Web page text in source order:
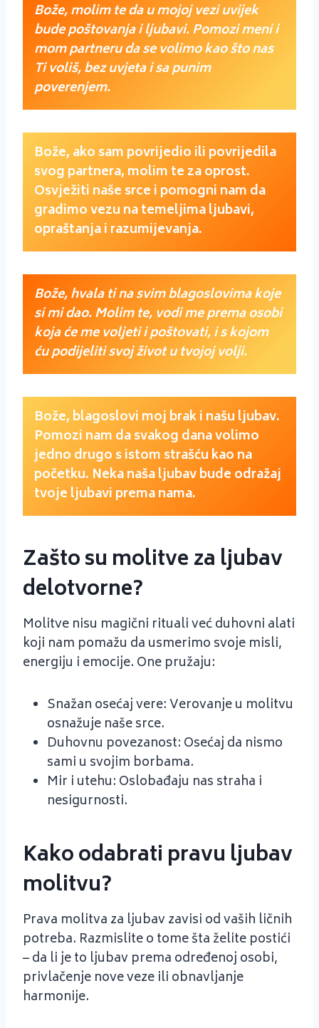
Bože, molim te da u mojoj vezi uvijek
bude poštovanja i ljubavi. Pomozi meni i
mom partneru da se volimo kao što nas
Ti voliš, bez uvjeta i sa punim
poverenjem.
Bože, ako sam povrijedio ili povrijedila
svog partnera, molim te za oprost.
Osvježiti naše srce i pomogni nam da
gradimo vezu na temeljima ljubavi,
opraštanja i razumijevanja.
Bože, hvala ti na svim blagoslovima koje
si mi dao. Molim te, vodi me prema osobi
koja će me voljeti i poštovati, i s kojom
ću podijeliti svoj život u tvojoj volji.
Bože, blagoslovi moj brak i našu ljubav.
Pomozi nam da svakog dana volimo
jedno drugo s istom strašću kao na
početku. Neka naša ljubav bude odražaj
tvoje ljubavi prema nama.
Zašto su molitve za ljubav
delotvorne?
Molitve nisu magični rituali već duhovni alati
koji nam pomažu da usmerimo svoje misli,
energiju i emocije. One pružaju:
Snažan osećaj vere: Verovanje u molitvu
osnažuje naše srce.
Duhovnu povezanost: Osećaj da nismo
sami u svojim borbama.
Mir i utehu: Oslobađaju nas straha i
nesigurnosti.
Kako odabrati pravu ljubav
molitvu?
Prava molitva za ljubav zavisi od vaših ličnih
potreba. Razmislite o tome šta želite postići
– da li je to ljubav prema određenoj osobi,
privlačenje nove veze ili obnavljanje
harmonije.